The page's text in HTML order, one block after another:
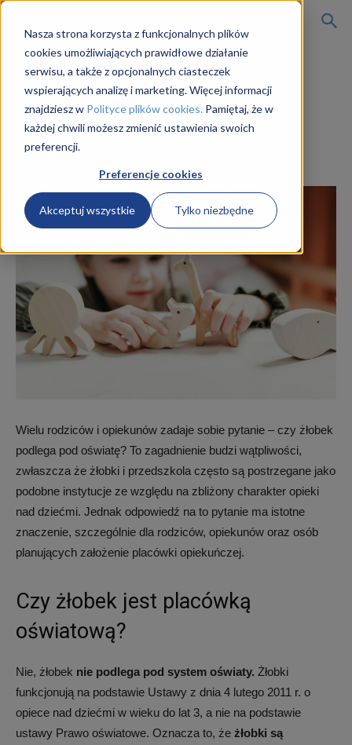
Nasza strona korzysta z funkcjonalnych plików
cookies umożliwiających prawidłowe działanie
serwisu, a także z opcjonalnych ciasteczek
wspierających analizę i marketing. Więcej informacji
znajdziesz w Polityce plików cookies.Pamiętaj, że w
każdej chwili możesz zmienić ustawienia swoich
preferencji.
Preferencje cookies
Akceptuj wszystkie Tylko niezbędne
Kursy
opiekuna
opiekuna
dziennego
Strona główna porady i aktualności
Czy żłobek podlega pod
oświatę?
Wielu rodziców i opiekunów zadaje sobie pytanie – czy żłobek
podlega pod oświatę? To zagadnienie budzi wątpliwości,
zwłaszcza że żłobki i przedszkola często są postrzegane jako
podobne instytucje ze względu na zbliżony charakter opieki
nad dziećmi. Jednak odpowiedź na to pytanie ma istotne
znaczenie, szczególnie dla rodziców, opiekunów oraz osób
planujących założenie placówki opiekuńczej.
Czy żłobek jest placówką
oświatową?
Nie, żłobek nie podlega pod system oświaty. Żłobki
funkcjonują na podstawie Ustawy z dnia 4 lutego 2011 r. o
opiece nad dziećmi w wieku do lat 3, a nie na podstawie
ustawy Prawo oświatowe. Oznacza to, że żłobki są